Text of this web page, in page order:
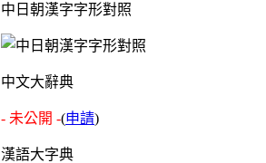
中日朝漢字字形對照
中文大辭典
- 未公開 -(申請)
漢語大字典